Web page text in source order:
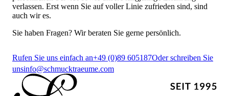
verlassen. Erst wenn Sie auf voller Linie zufrieden sind, sind
auch wir es.
Sie haben Fragen? Wir beraten Sie gerne persönlich.
Rufen Sie uns einfach an+49 (0)89 605187Oder schreiben Sie
unsinfo@schmucktraeume.com